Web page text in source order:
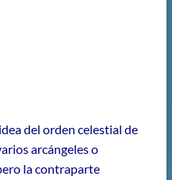
del orden celestial de
arcángeles o
la contraparte